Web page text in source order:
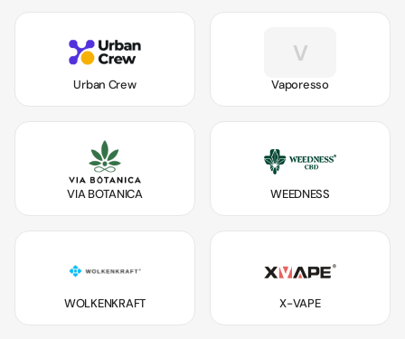
Urban Crew
V
Vaporesso
VIA BOTANICA WEEDNESS
WOLKENKRAFT X-VAPE